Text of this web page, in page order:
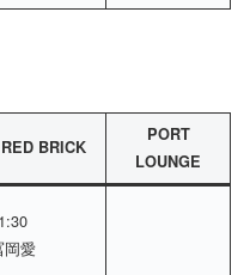
RED BRICK
PORT
LOUNGE
岡愛